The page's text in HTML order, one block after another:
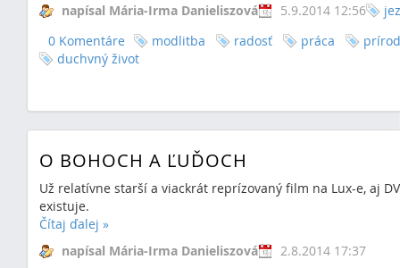
napísal Mária-Irma Danieliszová
5.9.2014 12:56
0 Komentáre
modlitba
radosť práca
duchvný život
O BOHOCH A ĽUĎOCH
Už relatívne starší a viackrát reprízovaný film na Lux-e, aj
existuje.
Čítaj ďalej »
napísal Mária-Irma Danieliszová
2.8.2014 17:37